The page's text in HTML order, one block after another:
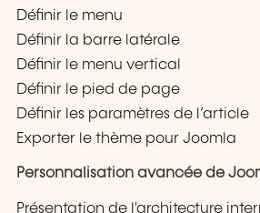
Définir le menu
Définir la barre latérale
Définir le menu vertical
Définir le pied de page
Définir les paramètres de l’article
Exporter le thème pour Joomla
Personnalisation avancée de
Présentation de l'architecture